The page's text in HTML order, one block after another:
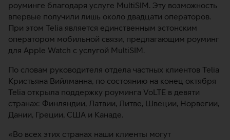
роуминге благодаря услуге MultiSIM. Эту возможность
впервые получили лишь около двадцати операторов.
При этом Telia является единственным эстонским
оператором мобильной связи, предлагающим роуминг
для Apple Watch с услугой MultiSIM.
По словам руководителя отдела частных клиентов Telia
Кристьяна Вийлманна, по состоянию на конец октября
Telia открыла поддержку роуминга VoLTE в девяти
странах: Финляндии, Латвии, Литве, Швеции, Норвегии,
Дании, Греции, США и Канаде.
«Во всех этих странах наши клиенты могут